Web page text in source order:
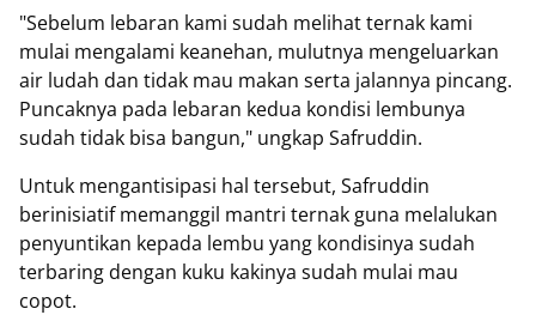
"Sebelum lebaran kami sudah melihat ternak kami
mulai mengalami keanehan, mulutnya mengeluarkan
air ludah dan tidak mau makan serta jalannya pincang.
Puncaknya pada lebaran kedua kondisi lembunya
sudah tidak bisa bangun," ungkap Safruddin.
Untuk mengantisipasi hal tersebut, Safruddin
berinisiatif memanggil mantri ternak guna melalukan
penyuntikan kepada lembu yang kondisinya sudah
terbaring dengan kuku kakinya sudah mulai mau
copot.